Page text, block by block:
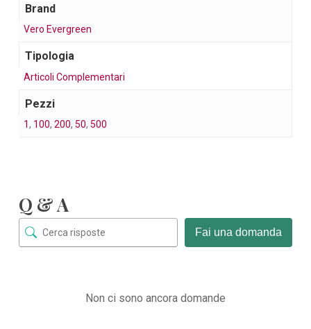
Brand
Vero Evergreen
Tipologia
Articoli Complementari
Pezzi
1, 100, 200, 50, 500
Q & A
Fai una domanda
Non ci sono ancora domande